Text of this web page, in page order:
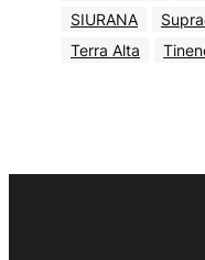
SIURANA
Terra Alta